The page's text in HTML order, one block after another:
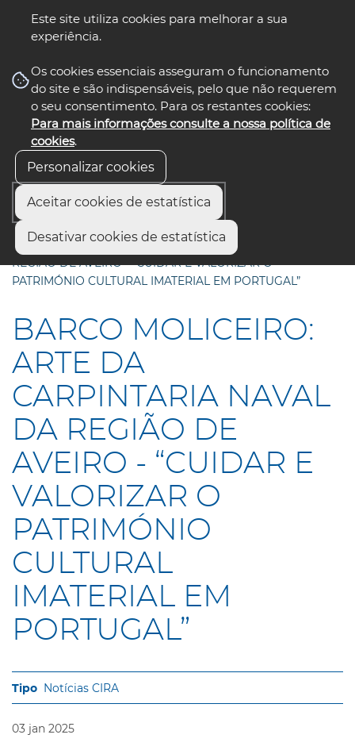
Este site utiliza cookies para melhorar a sua
experiência.
Os cookies essenciais asseguram o funcionamento
do site e são indispensáveis, pelo que não requerem
o seu consentimento. Para os restantes cookies:
Para mais informações consulte a nossa política de
cookies.
Personalizar cookies
Aceitar cookies de estatística
Desativar cookies de estatística
nos select language
Início
BARCO MOLICEIRO: ARTE DA CARPINTARIA NAVAL DA
REGIÃO DE AVEIRO - “CUIDAR E VALORIZAR O
PATRIMÓNIO CULTURAL IMATERIAL EM PORTUGAL”
BARCO MOLICEIRO:
ARTE DA
CARPINTARIA NAVAL
DA REGIÃO DE
AVEIRO - “CUIDAR E
VALORIZAR O
PATRIMÓNIO
CULTURAL
IMATERIAL EM
PORTUGAL”
Notícias CIRA
03 jan 2025